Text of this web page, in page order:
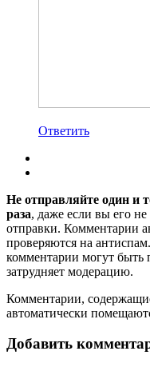
Ответить
Не отправляйте один и
раза, даже если вы его не
отправки. Комментарии
проверяются на
комментарии могут быть
затрудняет модерацию.
Комментарии,
автоматически
Добавить